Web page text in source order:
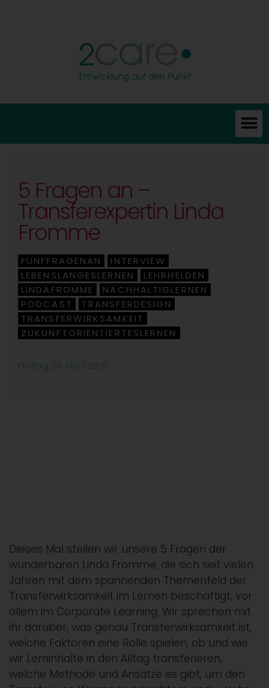
5 Fragen an –
Transferexpertin Linda
Fromme
FÜNFFRAGENAN INTERVIEW
LEBENSLANGESLERNEN LEHRHELDEN
LINDAFROMME NACHHALTIGLERNEN
PODCAST TRANSFERDESIGN
TRANSFERWIRKSAMKEIT
ZUKUNFTORIENTIERTESLERNEN
Freitag, 28. März 2025
Dieses Mal stellen wir unsere 5 Fragen der
wunderbaren Linda Fromme, die sich seit vielen
Jahren mit dem spannenden Themenfeld der
Transferwirksamkeit im Lernen beschäftigt, vor
allem im Corporate Learning. Wir sprechen mit
ihr darüber, was genau Transferwirksamkeit ist,
welche Faktoren eine Rolle spielen, ob und wie
wir Lerninhalte in den Alltag transferieren,
welche Methode und Ansätze es gibt, um den